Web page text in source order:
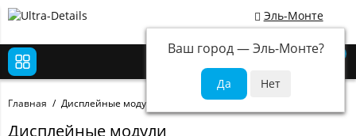
Эль-Монте
Ваш город —Эль-Монте?
Главная Дисплейные модули
Дисплейные модули